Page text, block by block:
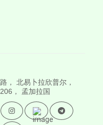
， 北易卜拉欣普尔，
， 孟加拉国